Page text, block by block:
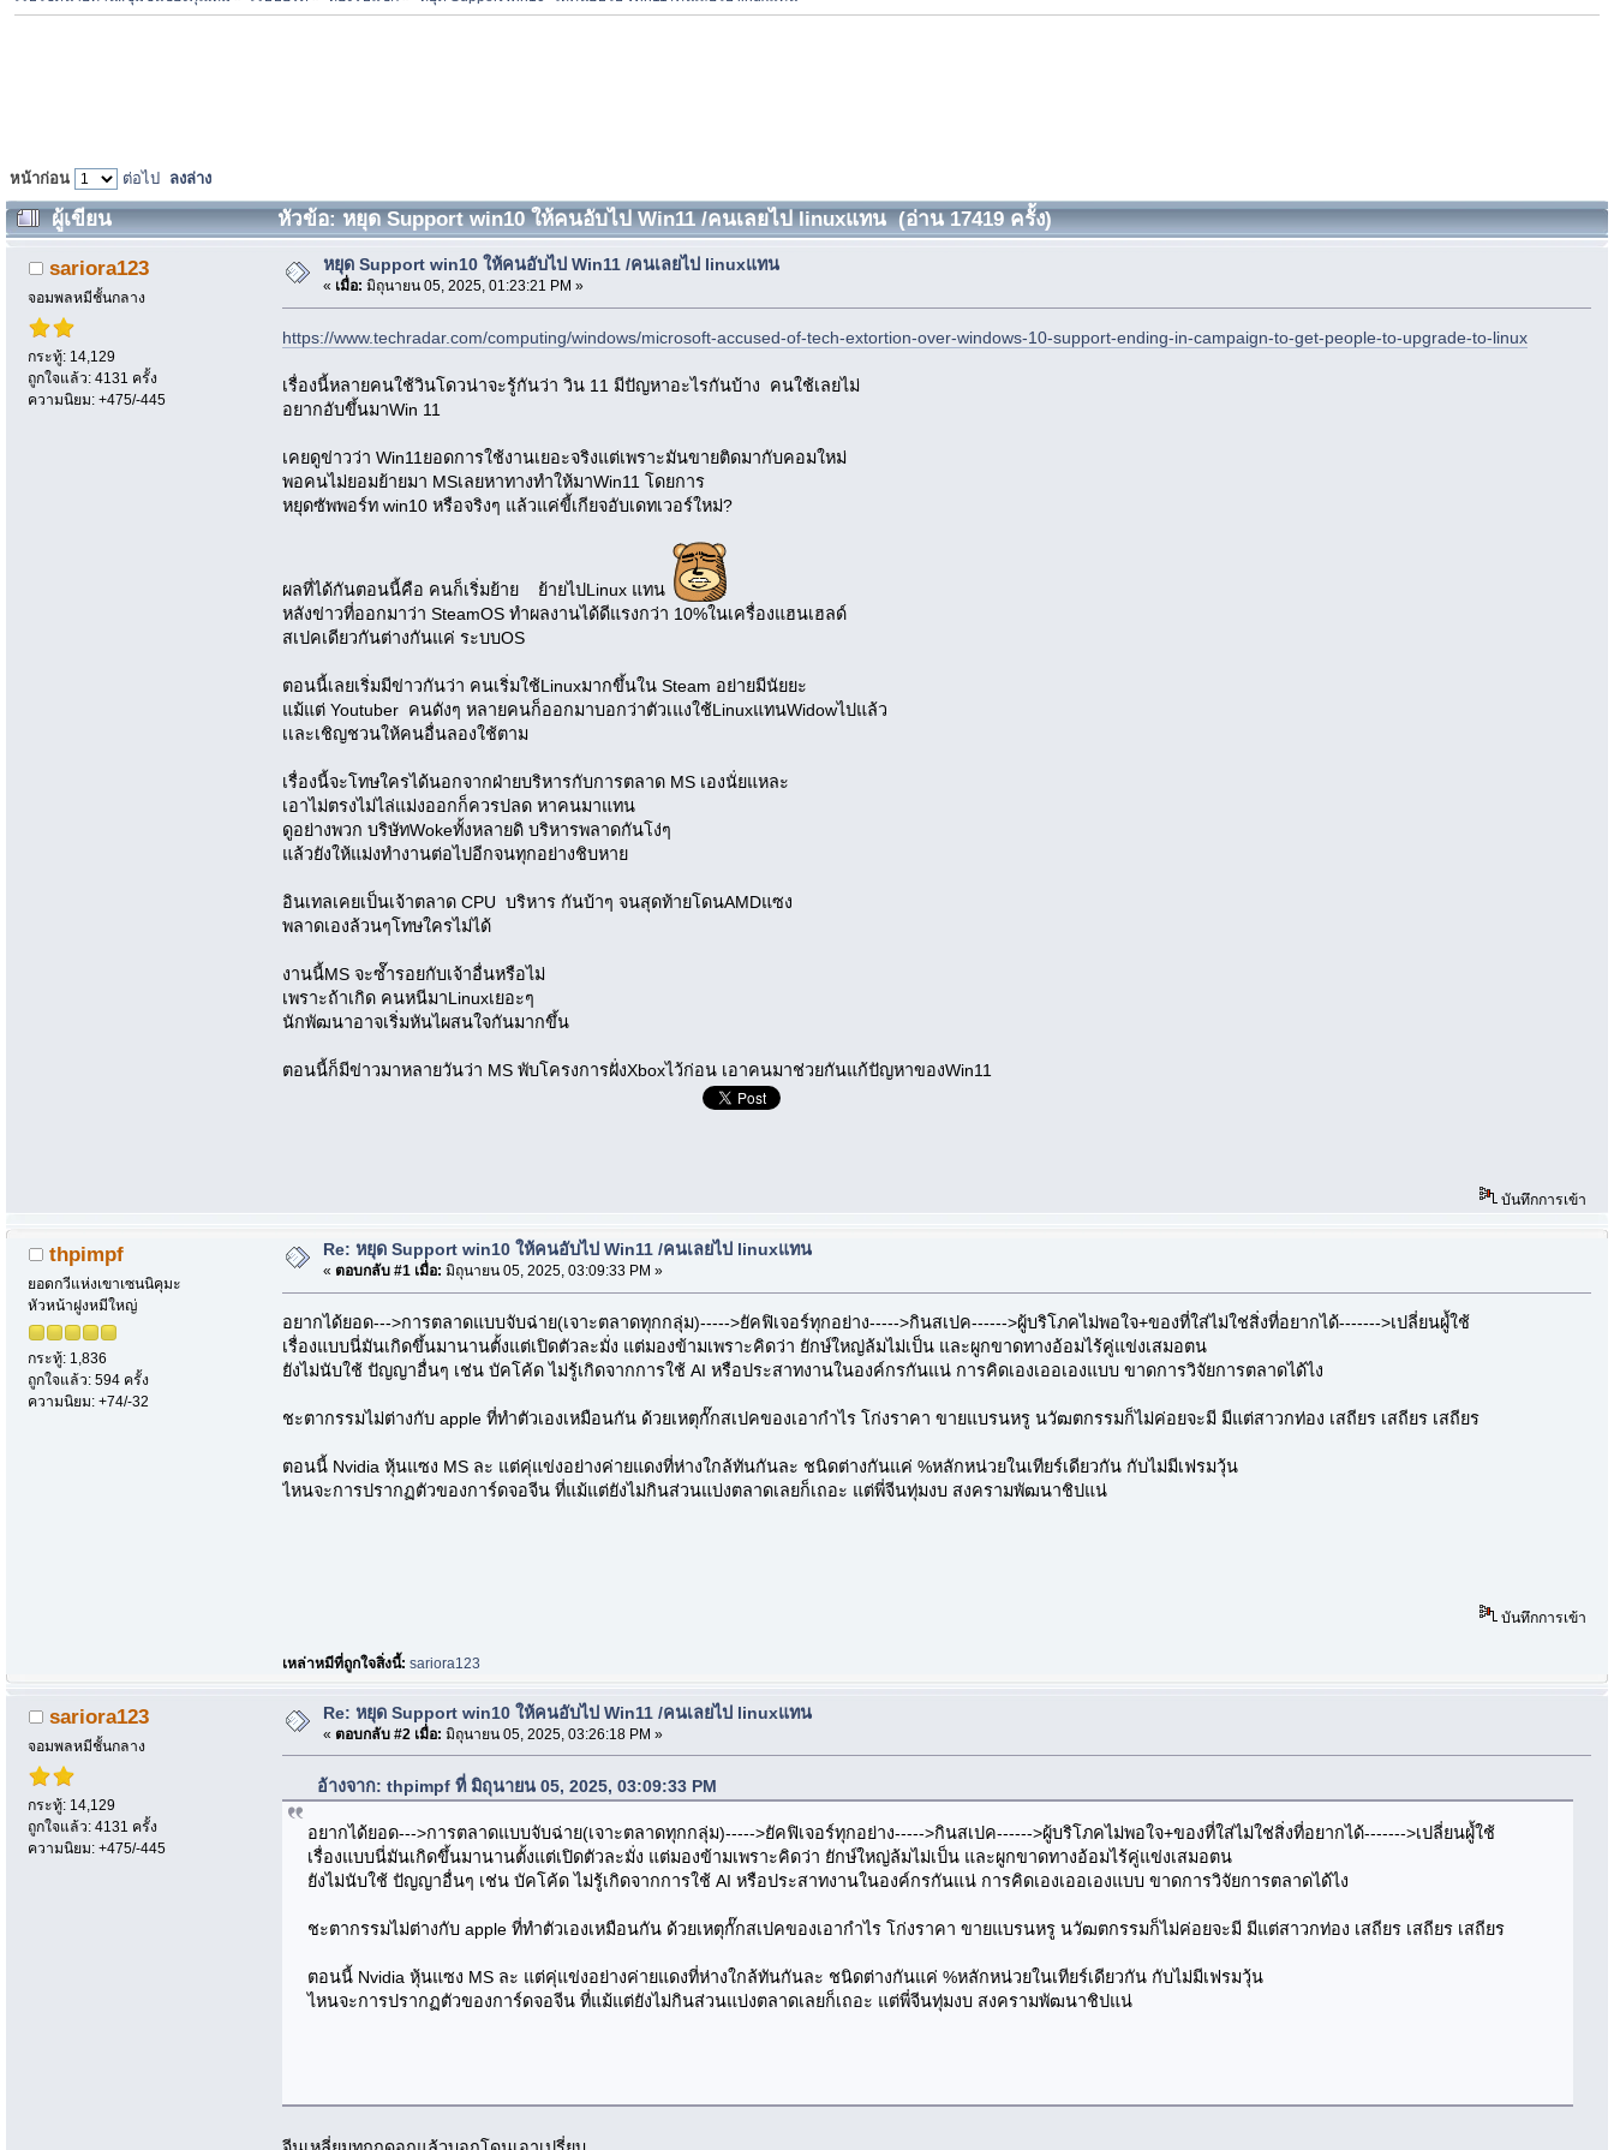
หน้าก่อน ต่อไป ลงล่าง
ผู้เขียน หัวข้อ: หยุด Support win10 ให้คนอับไป Win11 /คนเลยไป linuxแทน (อ่าน 17419 ครั้ง)
sariora123
จอมพลหมีชั้นกลาง
กระทู้: 14,129
ถูกใจแล้ว: 4131 ครั้ง
ความนิยม: +475/-445
หยุด Support win10 ให้คนอับไป Win11 /คนเลยไป linuxแทน
« เมื่อ: มิถุนายน 05, 2025, 01:23:21 PM »
https://www.techradar.com/computing/windows/microsoft-accused-of-tech-extortion-over-windows-10-support-ending-in-campaign-to-get-people-to-upgrade-to-linux
เรื่องนี้หลายคนใช้วินโดวน่าจะรู้กันว่า วิน 11 มีปัญหาอะไรกันบ้าง คนใช้เลยไม่
อยากอับขึ้นมาWin 11
เคยดูข่าวว่า Win11ยอดการใช้งานเยอะจริงแต่เพราะมันขายติดมากับคอมใหม่
พอคนไม่ยอมย้ายมา MSเลยหาทางทำให้มาWin11 โดยการ
หยุดซัพพอร์ท win10 หรือจริงๆ แล้วแค่ขี้เกียจอับเดทเวอร์ใหม่?
ผลที่ได้กันตอนนี้คือ คนก็เริ่มย้าย ย้ายไปLinux แทน
หลังข่าวที่ออกมาว่า SteamOS ทำผลงานได้ดีแรงกว่า 10%ในเครื่องแฮนเฮลด์
สเปคเดียวกันต่างกันแค่ ระบบOS
ตอนนี้เลยเริ่มมีข่าวกันว่า คนเริ่มใช้Linuxมากขึ้นใน Steam อย่ายมีนัยยะ
แม้แต่ Youtuber คนดังๆ หลายคนก็ออกมาบอกว่าตัวเแงใช้LinuxแทนWidowไปแล้ว
เเละเชิญชวนให้คนอื่นลองใช้ตาม
เรื่องนี้จะโทษใครได้นอกจากฝ่ายบริหารกับการตลาด MS เองนั่ยแหละ
เอาไม่ตรงไม่ไล่แม่งออกก็ควรปลด หาคนมาแทน
ดูอย่างพวก บริษัทWokeทั้งหลายดิ บริหารพลาดกันโง่ๆ
แล้วยังให้แม่งทำงานต่อไปอีกจนทุกอย่างชิบหาย
อินเทลเคยเป็นเจ้าตลาด CPU บริหาร กันบ้าๆ จนสุดท้ายโดนAMDแซง
พลาดเองล้วนๆโทษใครไม่ได้
งานนี้MS จะซ๊ำรอยกับเจ้าอื่นหรือไม่
เพราะถ้าเกิด คนหนีมาLinuxเยอะๆ
นักพัฒนาอาจเริ่มหันไผสนใจกันมากขึ้น
ตอนนี้ก็มีข่าวมาหลายวันว่า MS พับโครงการฝั่งXboxไว้ก่อน เอาคนมาช่วยกันแก้ปัญหาของWin11
บันทึกการเข้า
thpimpf
ยอดกวีแห่งเขาเซนนิคุมะ
หัวหน้าฝูงหมีใหญ่
กระทู้: 1,836
ถูกใจแล้ว: 594 ครั้ง
ความนิยม: +74/-32
Re: หยุด Support win10 ให้คนอับไป Win11 /คนเลยไป linuxแทน
« ตอบกลับ #1 เมื่อ: มิถุนายน 05, 2025, 03:09:33 PM »
อยากได้ยอด--->การตลาดแบบจับฉ่าย(เจาะตลาดทุกกลุ่ม)----->ยัคฟิเจอร์ทุกอย่าง----->กินสเปค------>ผู้บริโภคไม่พอใจ+ของที่ใส่ไม่ใช่สิ่งที่อยากได้------->เปลี่ยนผูํ้ใช้
เรื่องแบบนี่มันเกิดขึ้นมานานตั้งแต่เปิดตัวละมั่ง แต่มองข้ามเพราะคิดว่า ยักษ์ใหญ่ล้มไม่เป็น และผูกขาดทางอ้อมไร้คู่แข่งเสมอตน
ยังไม่นับใช้ ปัญญาอื่นๆ เช่น บัคโค้ด ไม่รู้เกิดจากการใช้ AI หรือประสาทงานในองค์กรกันแน่ การคิดเองเออเองแบบ ขาดการวิจัยการตลาดได้ไง
ชะตากรรมไม่ต่างกับ apple ที่ทำตัวเองเหมือนกัน ด้วยเหตุกั๊กสเปคของเอากำไร โก่งราคา ขายแบรนหรู นวัฒตกรรมก็ไม่ค่อยจะมี มีแต่สาวกท่อง เสถียร เสถียร เสถียร
ตอนนี้ Nvidia หุ้นแซง MS ละ แต่คุ่แข่งอย่างค่ายแดงที่ห่างใกล้ทันกันละ ชนิดต่างกันแค่ %หลักหน่วยในเทียร์เดียวกัน กับไม่มีเฟรมวุ้น
ไหนจะการปรากฏตัวของการ์ดจอจีน ที่แม้แต่ยังไม่กินส่วนแบ่งตลาดเลยก็เถอะ แต่พี่จีนทุ่มงบ สงครามพัฒนาชิปแน่
บันทึกการเข้า
เหล่าหมีที่ถูกใจสิ่งนี้:sariora123
sariora123
จอมพลหมีชั้นกลาง
กระทู้: 14,129
ถูกใจแล้ว: 4131 ครั้ง
ความนิยม: +475/-445
Re: หยุด Support win10 ให้คนอับไป Win11 /คนเลยไป linuxแทน
« ตอบกลับ #2 เมื่อ: มิถุนายน 05, 2025, 03:26:18 PM »
อ้างจาก: thpimpf ที่ มิถุนายน 05, 2025, 03:09:33 PM
อยากได้ยอด--->การตลาดแบบจับฉ่าย(เจาะตลาดทุกกลุ่ม)----->ยัคฟิเจอร์ทุกอย่าง----->กินสเปค------>ผู้บริโภคไม่พอใจ+ของที่ใส่ไม่ใช่สิ่งที่อยากได้------->เปลี่ยนผูํ้ใช้
เรื่องแบบนี่มันเกิดขึ้นมานานตั้งแต่เปิดตัวละมั่ง แต่มองข้ามเพราะคิดว่า ยักษ์ใหญ่ล้มไม่เป็น และผูกขาดทางอ้อมไร้คู่แข่งเสมอตน
ยังไม่นับใช้ ปัญญาอื่นๆ เช่น บัคโค้ด ไม่รู้เกิดจากการใช้ AI หรือประสาทงานในองค์กรกันแน่ การคิดเองเออเองแบบ ขาดการวิจัยการตลาดได้ไง
ชะตากรรมไม่ต่างกับ apple ที่ทำตัวเองเหมือนกัน ด้วยเหตุกั๊กสเปคของเอากำไร โก่งราคา ขายแบรนหรู นวัฒตกรรมก็ไม่ค่อยจะมี มีแต่สาวกท่อง เสถียร เสถียร เสถียร
ตอนนี้ Nvidia หุ้นแซง MS ละ แต่คุ่แข่งอย่างค่ายแดงที่ห่างใกล้ทันกันละ ชนิดต่างกันแค่ %หลักหน่วยในเทียร์เดียวกัน กับไม่มีเฟรมวุ้น
ไหนจะการปรากฏตัวของการ์ดจอจีน ที่แม้แต่ยังไม่กินส่วนแบ่งตลาดเลยก็เถอะ แต่พี่จีนทุ่มงบ สงครามพัฒนาชิปแน่